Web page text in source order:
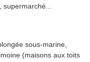
sous-marine,
(maisons aux toits